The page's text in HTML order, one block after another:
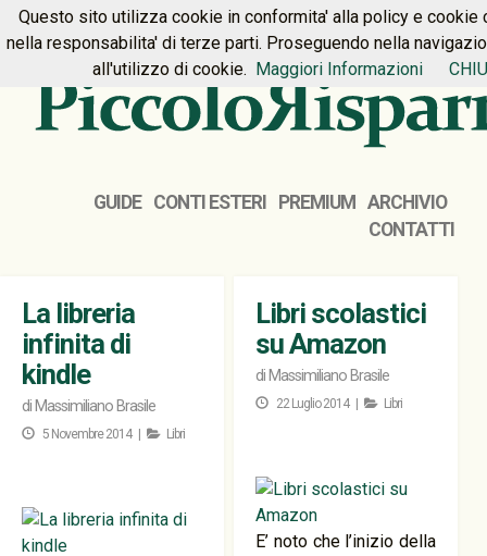
HOME PREMIUM CONTATTI
GUIDE CONTI ESTERI PREMIUM
ARCHIVIO
CONTATTI
La libreria
infinita di
kindle
di Massimiliano Brasile
5 Novembre 2014 | Libri
Libri scolastici
su Amazon
di Massimiliano Brasile
22 Luglio 2014 | Libri
E’ noto che l’inizio della
Questo sito utilizza cookie in conformita' alla policy e cookie
nella responsabilita' di terze parti. Proseguendo nella
all'utilizzo di cookie. Maggiori Informazioni